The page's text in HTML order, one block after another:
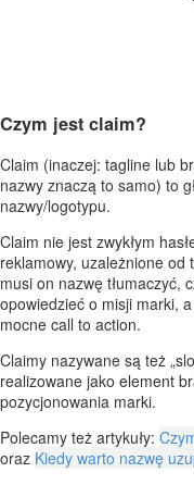
Czym jest claim?
Claim (inaczej: tagline lub
nazwy znaczą to samo) to
nazwy/logotypu.
Claim nie jest zwykłym
reklamowy, uzależnione od
musi on nazwę tłumaczyć,
opowiedzieć o misji marki,
mocne call to action.
Claimy nazywane są też
realizowane jako element
pozycjonowania marki.
Polecamy też artykuły:
oraz Kiedy warto nazwę